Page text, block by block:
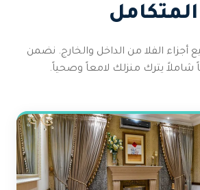
المتكامل
الفلا من الداخل والخارج. نضمن
شاملاً يترك منزلك لامعاً وصحياً.